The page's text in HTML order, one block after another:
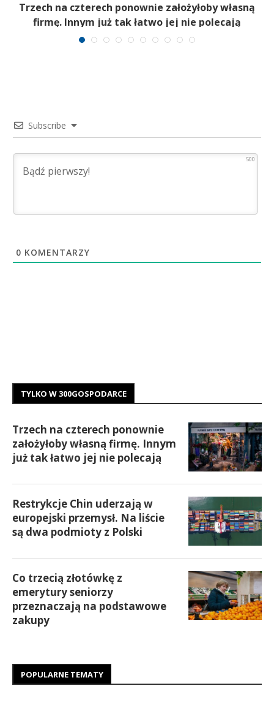
Trzech na czterech ponownie założyłoby własną
firmę. Innym już tak łatwo jej nie polecają
Subscribe
500
0 KOMENTARZY
TYLKO W 300GOSPODARCE
Trzech na czterech ponownie
założyłoby własną firmę. Innym
już tak łatwo jej nie polecają
Restrykcje Chin uderzają w
europejski przemysł. Na liście
są dwa podmioty z Polski
Co trzecią złotówkę z
emerytury seniorzy
przeznaczają na podstawowe
zakupy
POPULARNE TEMATY